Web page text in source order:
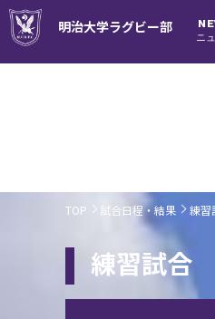
明治大学ラグビー部
ニ
TOP 試合日程・結果 練
練習試合